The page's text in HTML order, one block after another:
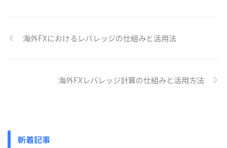
海外FXにおけるレバレッジの仕組みと活用法
海外FXレバレッジ計算の仕組みと活用方法
新着記事